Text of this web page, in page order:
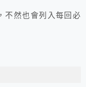
不然也會列入每回必